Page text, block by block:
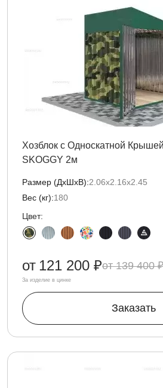
Хозблок с Односкатной
SKOGGY 2м
Размер (ДxШxВ):2.06х2.16х2.45
Вес (кг):180
Цвет:
139 400 ₽
от 121 200 ₽
За изделие в цинке
Заказать